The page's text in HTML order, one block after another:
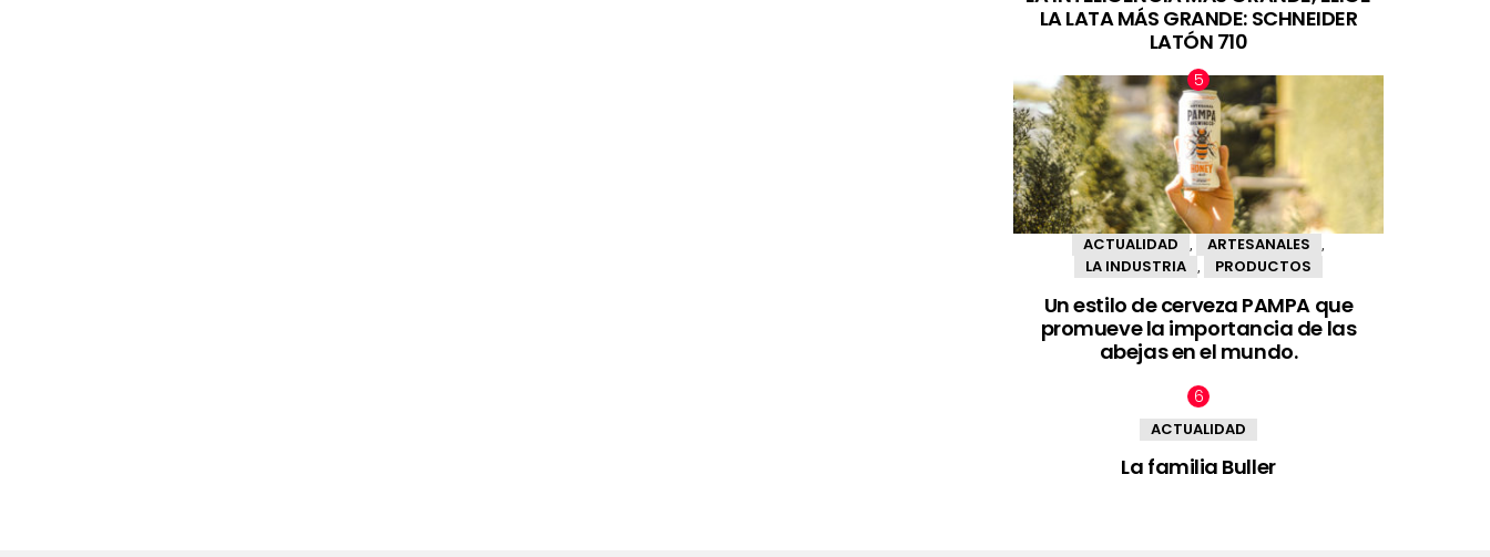
LA LATA MÁS GRANDE: SCHNEIDER
LATÓN 710
ACTUALIDAD ARTESANALES
LA INDUSTRIA PRODUCTOS
Un estilo de cerveza PAMPA que
promueve la importancia de las
abejas en el mundo.
ACTUALIDAD
La familia Buller